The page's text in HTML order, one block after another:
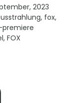
2023
, fox,
premiere
, FOX